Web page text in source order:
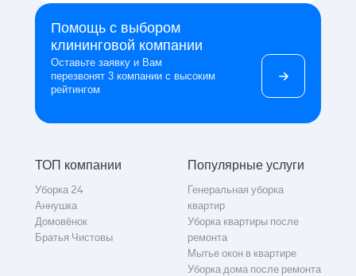
Помощь с выбором
клининговой компании
Оставьте заявку и Вам
перезвонят 3 компании с высоким
рейтингом
ТОП компании
Уборка 24
Аннушка
Домовёнок
Братья Чистовы
Популярные услуги
Генеральная уборка
квартир
Уборка квартиры после
ремонта
Мытье окон в квартире
Уборка дома после ремонта